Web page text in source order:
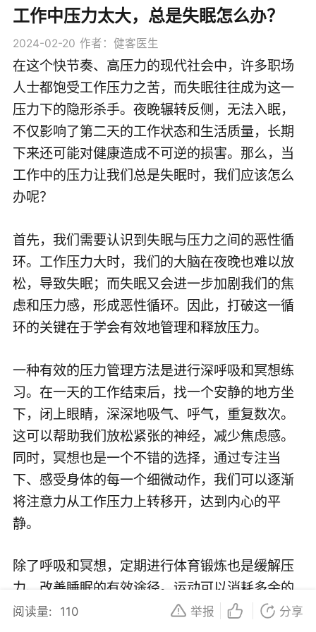
工作中压力太大，总是失眠怎么办？
2024-02-20 作者：健客医生
在这个快节奏、高压力的现代社会中，许多职场
人士都饱受工作压力之苦，而失眠往往成为这一
压力下的隐形杀手。夜晚辗转反侧，无法入眠，
不仅影响了第二天的工作状态和生活质量，长期
下来还可能对健康造成不可逆的损害。那么，当
工作中的压力让我们总是失眠时，我们应该怎么
办呢？
首先，我们需要认识到失眠与压力之间的恶性循
环。工作压力大时，我们的大脑在夜晚也难以放
松，导致失眠；而失眠又会进一步加剧我们的焦
虑和压力感，形成恶性循环。因此，打破这一循
环的关键在于学会有效地管理和释放压力。
一种有效的压力管理方法是进行深呼吸和冥想练
习。在一天的工作结束后，找一个安静的地方坐
下，闭上眼睛，深深地吸气、呼气，重复数次。
这可以帮助我们放松紧张的神经，减少焦虑感。
同时，冥想也是一个不错的选择，通过专注当
下、感受身体的每一个细微动作，我们可以逐渐
将注意力从工作压力上转移开，达到内心的平
静。
除了呼吸和冥想，定期进行体育锻炼也是缓解压
力、改善睡眠的有效途径。运动可以消耗多余的
能量，促进身体新陈代谢，同时释放出内啡肽等
阅读量: 110 举报 分享